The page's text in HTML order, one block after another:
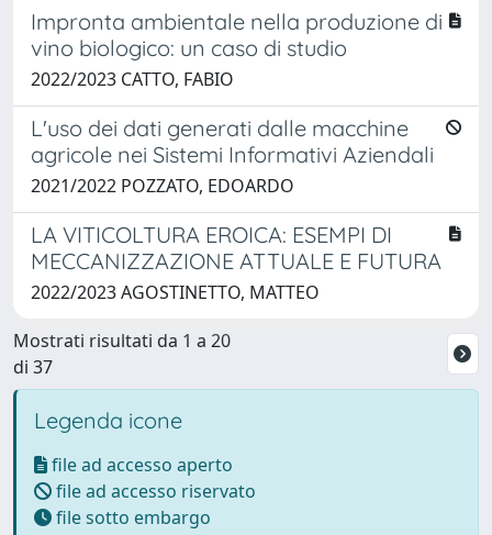
Impronta ambientale nella produzione di
vino biologico: un caso di studio
2022/2023 CATTO, FABIO
L'uso dei dati generati dalle macchine
agricole nei Sistemi Informativi Aziendali
2021/2022 POZZATO, EDOARDO
LA VITICOLTURA EROICA: ESEMPI DI
MECCANIZZAZIONE ATTUALE E FUTURA
2022/2023 AGOSTINETTO, MATTEO
Mostrati risultati da 1 a 20
di 37
Legenda icone
file ad accesso aperto
file ad accesso riservato
file sotto embargo